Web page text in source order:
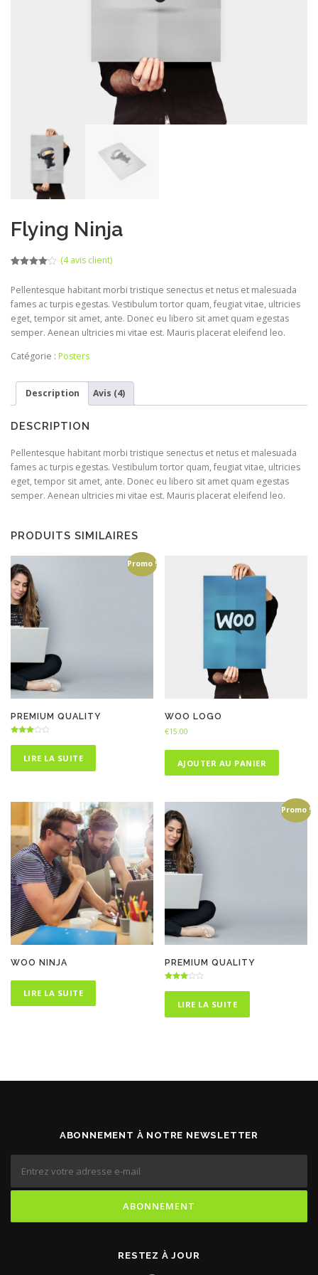
Flying Ninja
basé
sur
notations
client
(4avis client)
Pellentesque habitant morbi tristique senectus et netus et malesuada
fames ac turpis egestas. Vestibulum tortor quam, feugiat vitae, ultricies
eget, tempor sit amet, ante. Donec eu libero sit amet quam egestas
semper. Aenean ultricies mi vitae est. Mauris placerat eleifend leo.
Catégorie : Posters
Description Avis (4)
DESCRIPTION
Pellentesque habitant morbi tristique senectus et netus et malesuada
fames ac turpis egestas. Vestibulum tortor quam, feugiat vitae, ultricies
eget, tempor sit amet, ante. Donec eu libero sit amet quam egestas
semper. Aenean ultricies mi vitae est. Mauris placerat eleifend leo.
PRODUITS SIMILAIRES
Promo !
PREMIUM QUALITY
3.00
sur 5LIRE LA SUITE
WOO LOGO
€15.00
AJOUTER AU PANIER
WOO NINJA
LIRE LA SUITE
Promo !
PREMIUM QUALITY
3.00
sur 5LIRE LA SUITE
ABONNEMENT À NOTRE NEWSLETTER
RESTEZ À JOUR